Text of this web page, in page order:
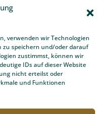
verwenden wir Technologien
zu speichern und/oder darauf
zustimmst, können wir
IDs auf dieser Website
nicht erteilst oder
und Funktionen